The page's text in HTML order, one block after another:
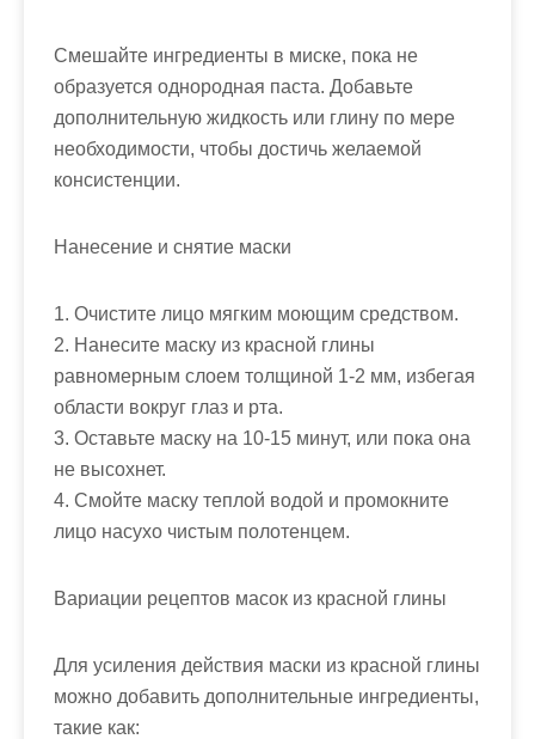
Смешайте ингредиенты в миске, пока не
образуется однородная паста. Добавьте
дополнительную жидкость или глину по мере
необходимости, чтобы достичь желаемой
консистенции.
Нанесение и снятие маски
1. Очистите лицо мягким моющим средством.
2. Нанесите маску из красной глины
равномерным слоем толщиной 1-2 мм, избегая
области вокруг глаз и рта.
3. Оставьте маску на 10-15 минут, или пока она
не высохнет.
4. Смойте маску теплой водой и промокните
лицо насухо чистым полотенцем.
Вариации рецептов масок из красной глины
Для усиления действия маски из красной глины
можно добавить дополнительные ингредиенты,
такие как: